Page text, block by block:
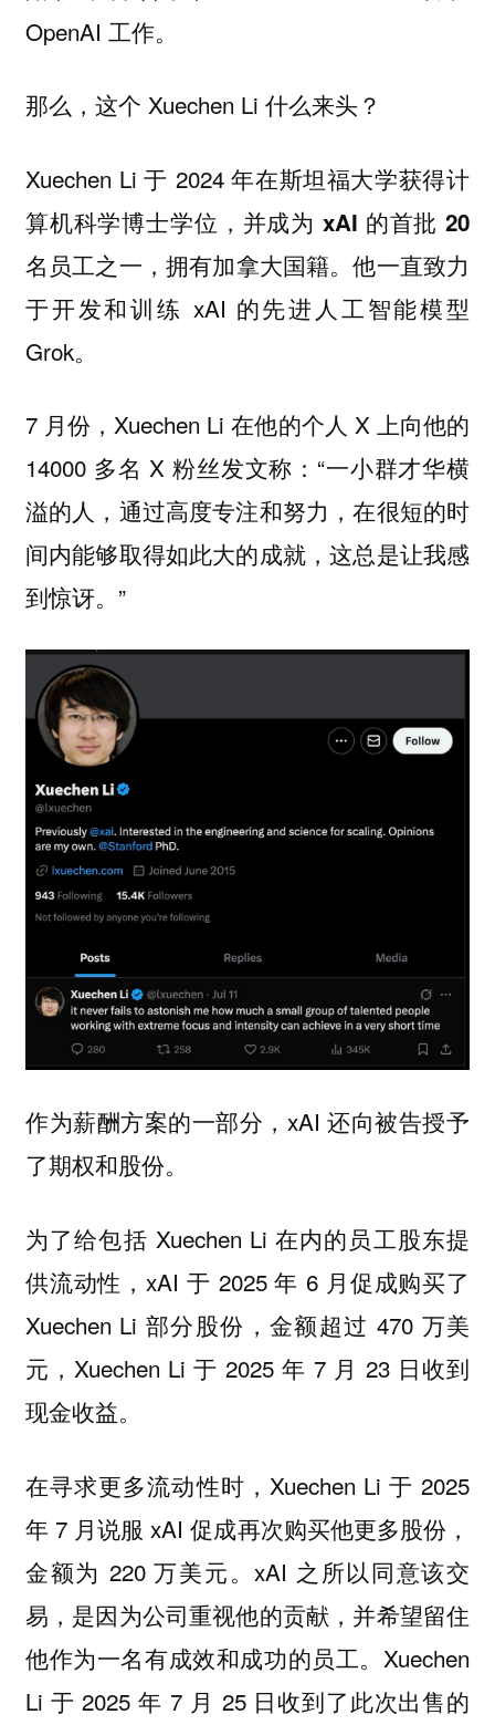
OpenAI 工作。
那么，这个 Xuechen Li 什么来头？
Xuechen Li 于 2024 年在斯坦福大学获得计
算机科学博士学位， 并成为 xAI 的首批 20
名员工之一， 拥有加拿大国籍。他一直致力
于开发和训练 xAI 的先进人工智能模型
Grok。
7 月份，Xuechen Li 在他的个人 X 上向他的
14000 多名 X 粉丝发文称：“一小群才华横
溢的人，通过高度专注和努力，在很短的时
间内能够取得如此大的成就，这总是让我感
到惊讶。”
作为薪酬方案的一部分，xAI 还向被告授予
了期权和股份。
为了给包括 Xuechen Li 在内的员工股东提
供流动性，xAI 于 2025 年 6 月促成购买了
Xuechen Li 部分股份，金额超过 470 万美
元，Xuechen Li 于 2025 年 7 月 23 日收到
现金收益。
在寻求更多流动性时，Xuechen Li 于 2025
年 7 月说服 xAI 促成再次购买他更多股份，
金额为 220 万美元。xAI 之所以同意该交
易，是因为公司重视他的贡献，并希望留住
他作为一名有成效和成功的员工。Xuechen
Li 于 2025 年 7 月 25 日收到了此次出售的